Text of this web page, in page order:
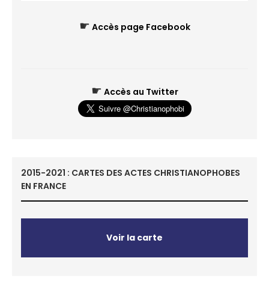
☛ Accès page Facebook
☛ Accès au Twitter
2015-2021 : CARTES DES ACTES CHRISTIANOPHOBES
EN FRANCE
Voir la carte